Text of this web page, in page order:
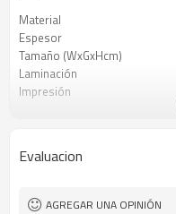
Material
Espesor
Tamaño (WxGxHcm)
Laminación
Impresión
Evaluacion
AGREGAR UNA OPINIÓN